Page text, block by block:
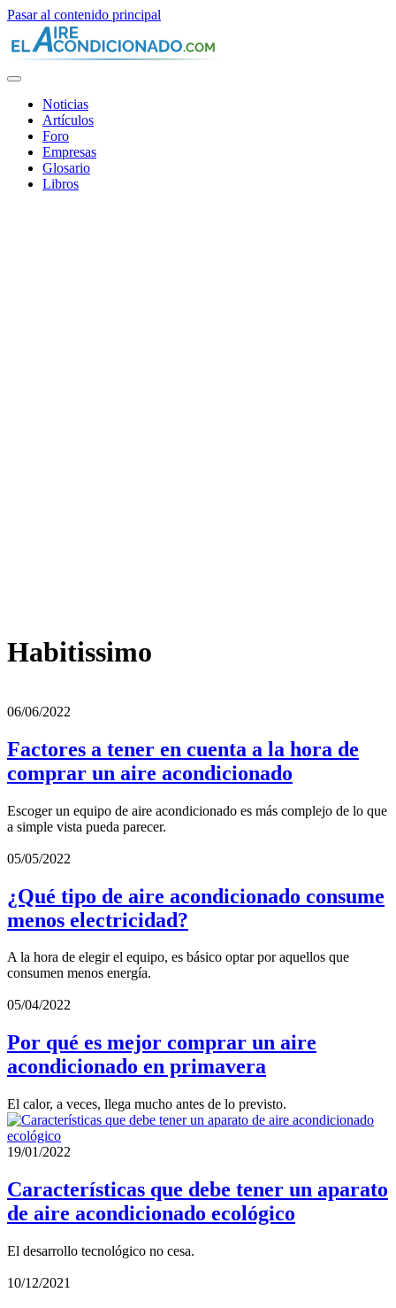
Pasar al contenido principal
Noticias
Artículos
Foro
Empresas
Glosario
Libros
Habitissimo
06/06/2022
Factores a tener en cuenta a la hora de
comprar un aire acondicionado
Escoger un equipo de aire acondicionado es más complejo de lo que
a simple vista pueda parecer.
05/05/2022
¿Qué tipo de aire acondicionado consume
menos electricidad?
A la hora de elegir el equipo, es básico optar por aquellos que
consumen menos energía.
05/04/2022
Por qué es mejor comprar un aire
acondicionado en primavera
El calor, a veces, llega mucho antes de lo previsto.
19/01/2022
Características que debe tener un aparato
de aire acondicionado ecológico
El desarrollo tecnológico no cesa.
10/12/2021